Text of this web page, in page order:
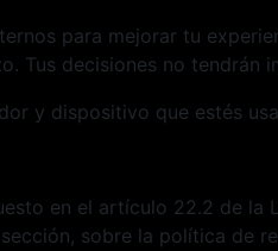
para mejorar tu
Tus decisiones no tendrán
y dispositivo que estés
en el artículo 22.2 de
sobre la política de